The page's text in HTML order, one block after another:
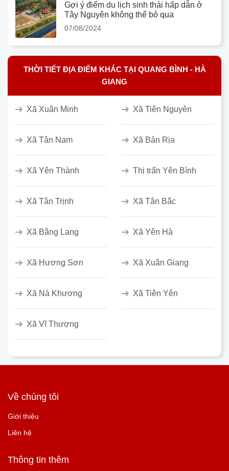
Gợi ý điểm du lịch sinh thái hấp dẫn ở
Tây Nguyên không thể bỏ qua
07/08/2024
THỜI TIẾT ĐỊA ĐIỂM KHÁC TẠI QUANG BÌNH - HÀ
GIANG
Xã Xuân Minh Xã Tiên Nguyên
Xã Tân Nam Xã Bản Rịa
Xã Yên Thành Thị trấn Yên Bình
Xã Tân Trịnh Xã Tân Bắc
Xã Bằng Lang Xã Yên Hà
Xã Hương Sơn Xã Xuân Giang
Xã Nà Khương Xã Tiên Yên
Xã Vĩ Thượng
Về chúng tôi
Giới thiệu
Liên hệ
Thông tin thêm